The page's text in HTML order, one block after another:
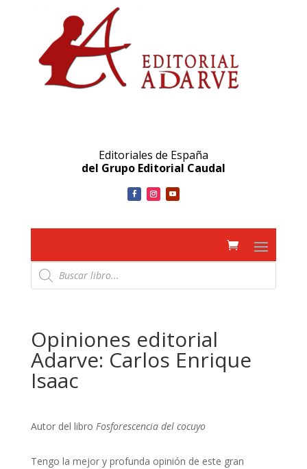
Editoriales de España
del Grupo Editorial Caudal
Búsqueda
de
productos
Opiniones editorial
Adarve: Carlos Enrique
Isaac
Autor del libro Fosforescencia del cocuyo
Tengo la mejor y profunda opinión de este gran